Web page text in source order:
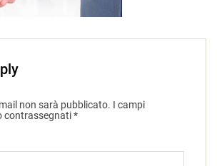
non sarà pubblicato. I campi
contrassegnati*